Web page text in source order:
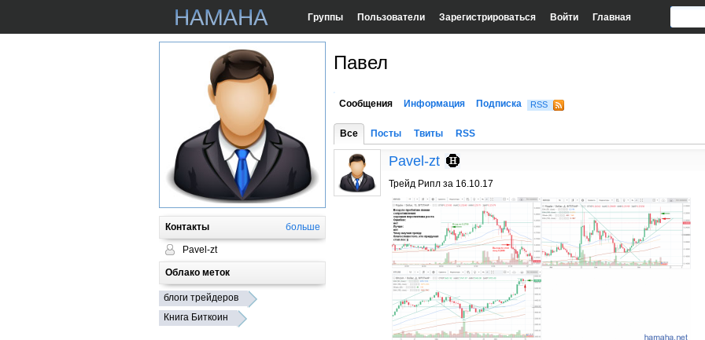
Группы Пользователи Зарегистрироваться Войти Главная
Контакты больше
Pavel-zt
Облако меток
блоги трейдеров
Книга Биткоин
Павел
Сообщения Информация Подписка RSS
Все Посты Твиты RSS
Pavel-zt
Трейд Рипл за 16.10.17